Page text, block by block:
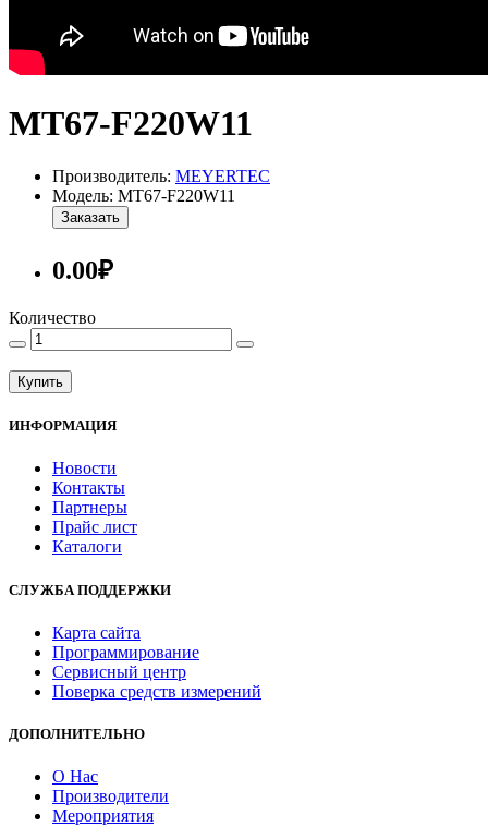
MT67-F220W11
Производитель: MEYERTEC
Модель: MT67-F220W11
Заказать
0.00₽
Количество
Купить
ИНФОРМАЦИЯ
Новости
Контакты
Партнеры
Прайс лист
Каталоги
СЛУЖБА ПОДДЕРЖКИ
Карта сайта
Программирование
Сервисный центр
Поверка средств измерений
ДОПОЛНИТЕЛЬНО
О Нас
Производители
Мероприятия